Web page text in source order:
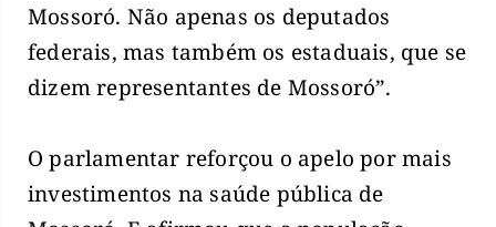
Mossoró. Não apenas os deputados
federais, mas também os estaduais, que se
dizem representantes de Mossoró”.
O parlamentar reforçou o apelo por mais
investimentos na saúde pública de